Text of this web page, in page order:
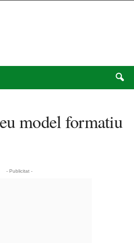
model formatiu
- Publicitat -